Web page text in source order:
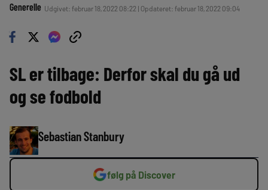
Generelle Udgivet: februar 18, 2022 08:22 | Opdateret: februar 18, 2022 09:04
SL er tilbage: Derfor skal du gå ud
og se fodbold
Sebastian Stanbury
følg på Discover